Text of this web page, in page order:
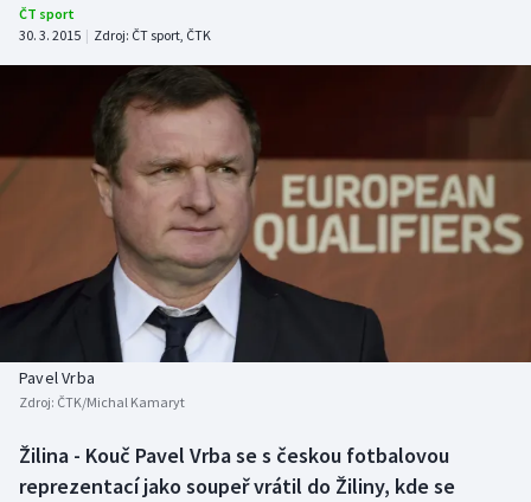
Tenis
Atletika
Cyklistika
DALŠÍ SPORTY
Americký fotbal
Baseball a softbal
Basketbal
Biatlon
Boby a skeleton
NEPŘEHLÉDNĚTE
Soutěže
Historické návraty
Aplikace ČT sport
AZ kvíz
ČT sport
30. 3. 2015 | Zdroj: ČT sport, ČTK
Pavel Vrba
Zdroj: ČTK/Michal Kamaryt
Žilina - Kouč Pavel Vrba se s českou fotbalovou
reprezentací jako soupeř vrátil do Žiliny, kde se